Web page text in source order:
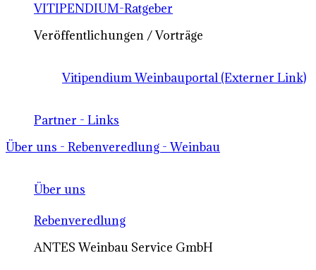
VITIPENDIUM-Ratgeber
Veröffentlichungen / Vorträge
Vitipendium Weinbauportal (Externer Link)
Partner - Links
Über uns - Rebenveredlung - Weinbau
Über uns
Rebenveredlung
ANTES Weinbau Service GmbH